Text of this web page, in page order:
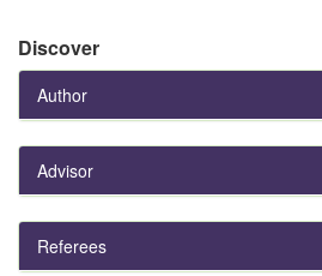
Discover
Author
Advisor
Referees